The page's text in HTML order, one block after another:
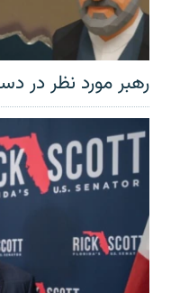
رهبر مورد نظر در